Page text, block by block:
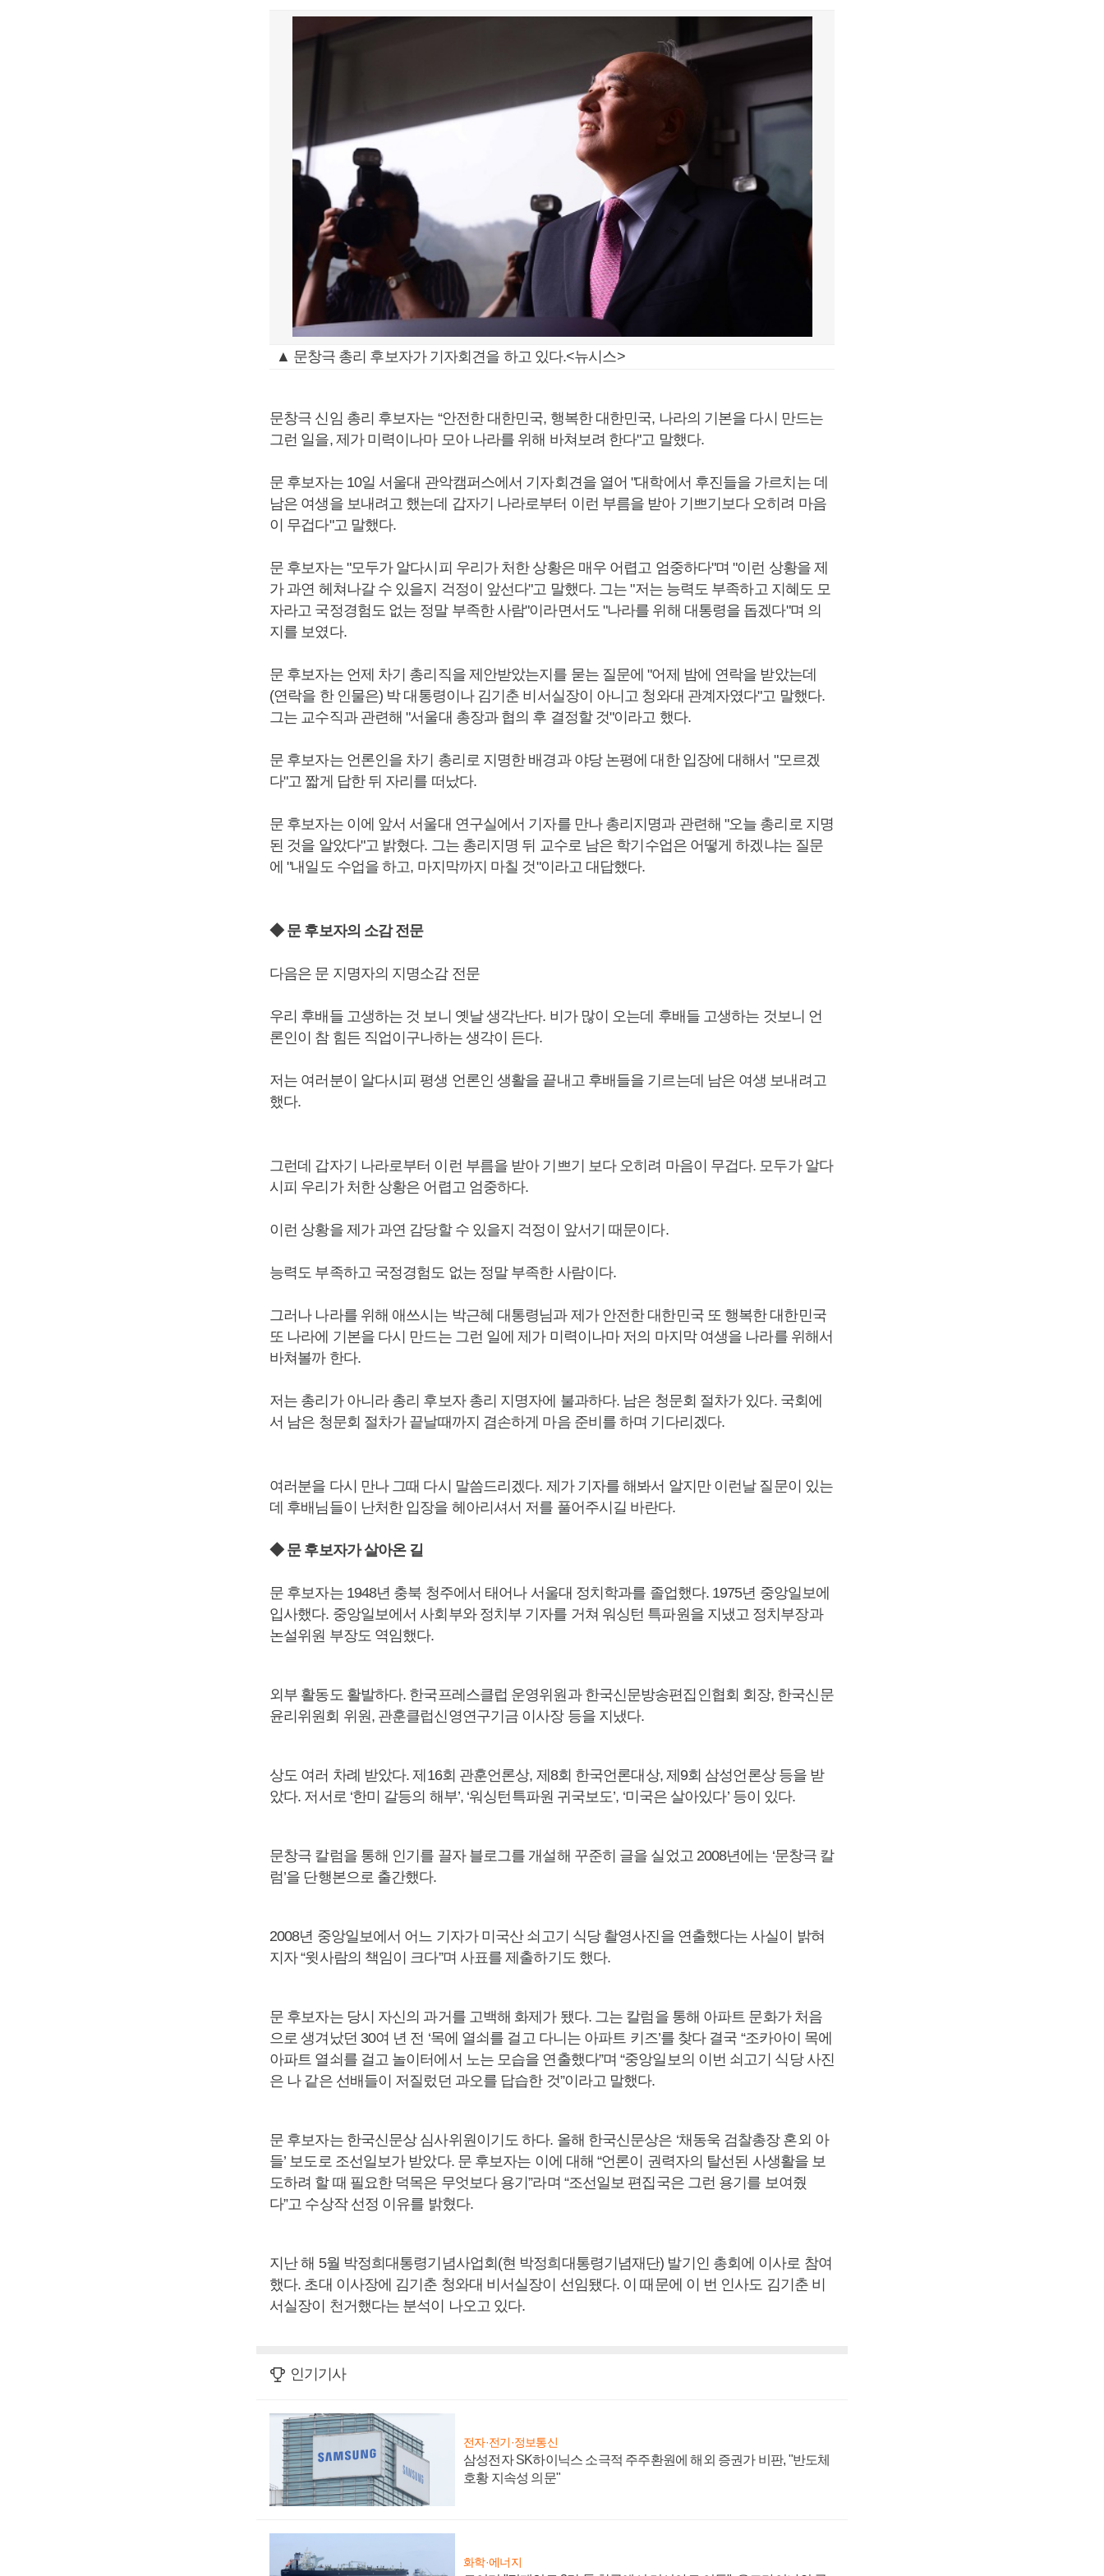
▲ 문창극 총리 후보자가 기자회견을 하고 있다.<뉴시스>
문창극 신임 총리 후보자는 “안전한 대한민국, 행복한 대한민국, 나라의 기본을 다시 만드는
그런 일을, 제가 미력이나마 모아 나라를 위해 바쳐보려 한다"고 말했다.
문 후보자는 10일 서울대 관악캠퍼스에서 기자회견을 열어 "대학에서 후진들을 가르치는 데
남은 여생을 보내려고 했는데 갑자기 나라로부터 이런 부름을 받아 기쁘기보다 오히려 마음
이 무겁다"고 말했다.
문 후보자는 "모두가 알다시피 우리가 처한 상황은 매우 어렵고 엄중하다"며 "이런 상황을 제
가 과연 헤쳐나갈 수 있을지 걱정이 앞선다"고 말했다. 그는 "저는 능력도 부족하고 지혜도 모
자라고 국정경험도 없는 정말 부족한 사람"이라면서도 "나라를 위해 대통령을 돕겠다"며 의
지를 보였다.
문 후보자는 언제 차기 총리직을 제안받았는지를 묻는 질문에 "어제 밤에 연락을 받았는데
(연락을 한 인물은) 박 대통령이나 김기춘 비서실장이 아니고 청와대 관계자였다"고 말했다.
그는 교수직과 관련해 "서울대 총장과 협의 후 결정할 것"이라고 했다.
문 후보자는 언론인을 차기 총리로 지명한 배경과 야당 논평에 대한 입장에 대해서 "모르겠
다"고 짧게 답한 뒤 자리를 떠났다.
문 후보자는 이에 앞서 서울대 연구실에서 기자를 만나 총리지명과 관련해 "오늘 총리로 지명
된 것을 알았다"고 밝혔다. 그는 총리지명 뒤 교수로 남은 학기수업은 어떻게 하겠냐는 질문
에 "내일도 수업을 하고, 마지막까지 마칠 것"이라고 대답했다.
◆ 문 후보자의 소감 전문
다음은 문 지명자의 지명소감 전문
우리 후배들 고생하는 것 보니 옛날 생각난다. 비가 많이 오는데 후배들 고생하는 것보니 언
론인이 참 힘든 직업이구나하는 생각이 든다.
저는 여러분이 알다시피 평생 언론인 생활을 끝내고 후배들을 기르는데 남은 여생 보내려고
했다.
그런데 갑자기 나라로부터 이런 부름을 받아 기쁘기 보다 오히려 마음이 무겁다. 모두가 알다
시피 우리가 처한 상황은 어렵고 엄중하다.
이런 상황을 제가 과연 감당할 수 있을지 걱정이 앞서기 때문이다.
능력도 부족하고 국정경험도 없는 정말 부족한 사람이다.
그러나 나라를 위해 애쓰시는 박근혜 대통령님과 제가 안전한 대한민국 또 행복한 대한민국
또 나라에 기본을 다시 만드는 그런 일에 제가 미력이나마 저의 마지막 여생을 나라를 위해서
바쳐볼까 한다.
저는 총리가 아니라 총리 후보자 총리 지명자에 불과하다. 남은 청문회 절차가 있다. 국회에
서 남은 청문회 절차가 끝날때까지 겸손하게 마음 준비를 하며 기다리겠다.
여러분을 다시 만나 그때 다시 말씀드리겠다. 제가 기자를 해봐서 알지만 이런날 질문이 있는
데 후배님들이 난처한 입장을 헤아리셔서 저를 풀어주시길 바란다.
◆ 문 후보자가 살아온 길
문 후보자는 1948년 충북 청주에서 태어나 서울대 정치학과를 졸업했다. 1975년 중앙일보에
입사했다. 중앙일보에서 사회부와 정치부 기자를 거쳐 워싱턴 특파원을 지냈고 정치부장과
논설위원 부장도 역임했다.
외부 활동도 활발하다. 한국프레스클럽 운영위원과 한국신문방송편집인협회 회장, 한국신문
윤리위원회 위원, 관훈클럽신영연구기금 이사장 등을 지냈다.
상도 여러 차례 받았다. 제16회 관훈언론상, 제8회 한국언론대상, 제9회 삼성언론상 등을 받
았다. 저서로 ‘한미 갈등의 해부’, ‘워싱턴특파원 귀국보도’, ‘미국은 살아있다’ 등이 있다.
문창극 칼럼을 통해 인기를 끌자 블로그를 개설해 꾸준히 글을 실었고 2008년에는 ‘문창극 칼
럼’을 단행본으로 출간했다.
2008년 중앙일보에서 어느 기자가 미국산 쇠고기 식당 촬영사진을 연출했다는 사실이 밝혀
지자 “윗사람의 책임이 크다”며 사표를 제출하기도 했다.
문 후보자는 당시 자신의 과거를 고백해 화제가 됐다. 그는 칼럼을 통해 아파트 문화가 처음
으로 생겨났던 30여 년 전 ‘목에 열쇠를 걸고 다니는 아파트 키즈’를 찾다 결국 “조카아이 목에
아파트 열쇠를 걸고 놀이터에서 노는 모습을 연출했다”며 “중앙일보의 이번 쇠고기 식당 사진
은 나 같은 선배들이 저질렀던 과오를 답습한 것”이라고 말했다.
문 후보자는 한국신문상 심사위원이기도 하다. 올해 한국신문상은 ‘채동욱 검찰총장 혼외 아
들’ 보도로 조선일보가 받았다. 문 후보자는 이에 대해 “언론이 권력자의 탈선된 사생활을 보
도하려 할 때 필요한 덕목은 무엇보다 용기”라며 “조선일보 편집국은 그런 용기를 보여줬
다”고 수상작 선정 이유를 밝혔다.
지난 해 5월 박정희대통령기념사업회(현 박정희대통령기념재단) 발기인 총회에 이사로 참여
했다. 초대 이사장에 김기춘 청와대 비서실장이 선임됐다. 이 때문에 이 번 인사도 김기춘 비
서실장이 천거했다는 분석이 나오고 있다.
인기기사
전자·전기·정보통신
삼성전자 SK하이닉스 소극적 주주환원에 해외 증권가 비판, "반도체
호황 지속성 의문"
화학·에너지